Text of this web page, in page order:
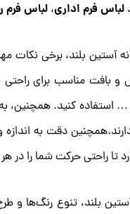
لباس فرم اداری،لباس فرم
آستین بلند، برخی نکات
بافت مناسب برای
و … استفاده کنید.
دقت به
تا راحتی حرکت شما را
بلند، تنوع رنگ‌ها